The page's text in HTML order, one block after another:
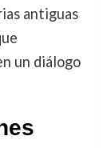
antiguas
un diálogo